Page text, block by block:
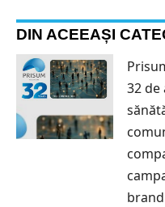
DIN ACEEAȘI
32 de